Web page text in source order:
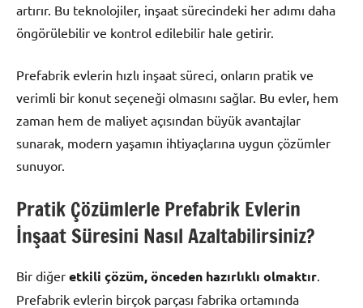
artırır. Bu teknolojiler, inşaat sürecindeki her adımı daha
öngörülebilir ve kontrol edilebilir hale getirir.
Prefabrik evlerin hızlı inşaat süreci, onların pratik ve
verimli bir konut seçeneği olmasını sağlar. Bu evler, hem
zaman hem de maliyet açısından büyük avantajlar
sunarak, modern yaşamın ihtiyaçlarına uygun çözümler
sunuyor.
Pratik Çözümlerle Prefabrik Evlerin
İnşaat Süresini Nasıl Azaltabilirsiniz?
Bir diğer etkili çözüm, önceden hazırlıklı olmaktır
Prefabrik evlerin birçok parçası fabrika ortamında